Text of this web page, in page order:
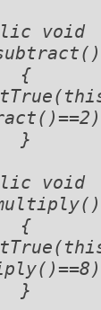
void
{
}
void
{
}